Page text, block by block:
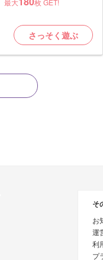
最大
枚 GET!
さっそく遊ぶ
そ
お
運
利
プ